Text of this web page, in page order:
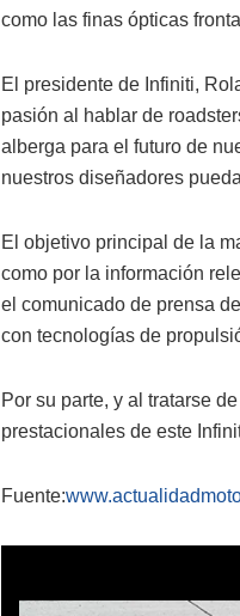
como las finas ópticas
El presidente de Infiniti,
pasión al hablar de
alberga para el futuro de
nuestros diseñadores
El objetivo principal de la
como por la información
el comunicado de prensa
con tecnologías de
Por su parte, y al tratarse
prestacionales de este
Fuente: